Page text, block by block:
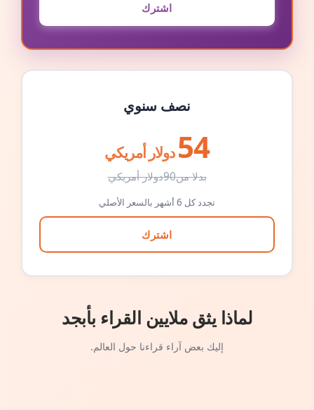
اشترك
نصف سنوي
54 دولار أمريكي
بدلا من90دولار أمريكي
تجدد كل 6 أشهر بالسعر الأصلي
اشترك
لماذا يثق ملايين القراء بأبجد
إليك بعض آراء قراءنا حول العالم.